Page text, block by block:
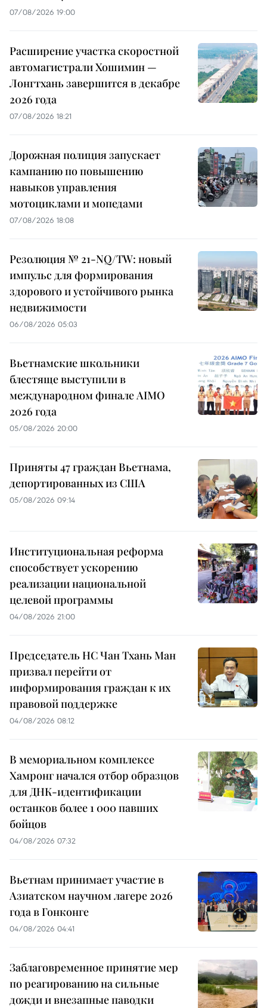
07/08/2026 19:00
Расширение участка скоростной
автомагистрали Хошимин —
Лонгтхань завершится в декабре
2026 года
07/08/2026 18:21
Дорожная полиция запускает
кампанию по повышению
навыков управления
мотоциклами и мопедами
07/08/2026 18:08
Резолюция № 21-NQ/TW: новый
импульс для формирования
здорового и устойчивого рынка
недвижимости
06/08/2026 05:03
Вьетнамские школьники
блестяще выступили в
международном финале AIMO
2026 года
05/08/2026 20:00
Приняты 47 граждан Вьетнама,
депортированных из США
05/08/2026 09:14
Институциональная реформа
способствует ускорению
реализации национальной
целевой программы
04/08/2026 21:00
Председатель НС Чан Тхань Ман
призвал перейти от
информирования граждан к их
правовой поддержке
04/08/2026 08:12
В мемориальном комплексе
Хамронг начался отбор образцов
для ДНК-идентификации
останков более 1 000 павших
бойцов
04/08/2026 07:32
Вьетнам принимает участие в
Азиатском научном лагере 2026
года в Гонконге
04/08/2026 04:41
Заблаговременное принятие мер
по реагированию на сильные
дожди и внезапные паводки